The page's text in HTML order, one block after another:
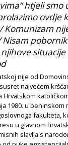
htjeli
ovdje
Nisam
nije od
najvećem
Hrvatskom
1980. u
fakulteta,
u glavnom
slavlja s